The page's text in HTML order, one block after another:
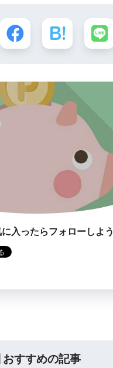
入ったらフォローしよう
おすすめの記事